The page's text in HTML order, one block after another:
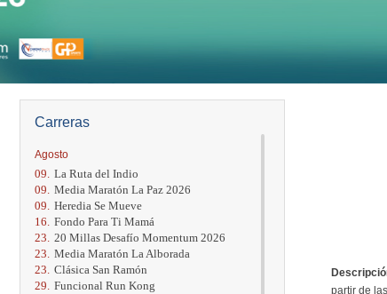
Carreras
Agosto
09. La Ruta del Indio
09. Media Maratón La Paz 2026
09. Heredia Se Mueve
16. Fondo Para Ti Mamá
23. 20 Millas Desafío Momentum 2026
23. Media Maratón La Alborada
23. Clásica San Ramón
29. Funcional Run Kong
partir de